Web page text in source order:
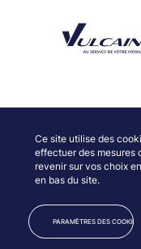
Ce site utilise des
effectuer des mesures
revenir sur vos choix
en bas du site.
PARAMÈTRES DES COOKIES
© JAZZ À VIENNE
LEGAL INFORMATION
CREDITS